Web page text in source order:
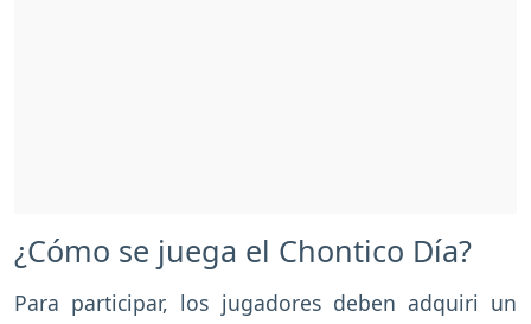
¿Cómo se juega el Chontico Día?
Para participar, los jugadores deben adquiri un